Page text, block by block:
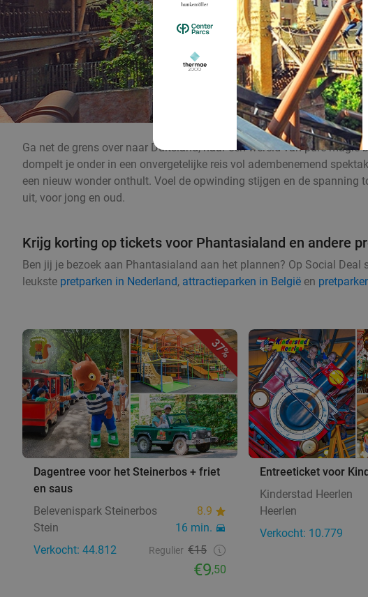
Ga net de grens over naar Duitsland, naar een wereld van pure
dompelt je onder in een onvergetelijke reis vol adembenemend
een nieuw wonder onthult. Voel de opwinding stijgen en de
uit, voor jong en oud.
Krijg korting op tickets voor Phantasialand en andere
Ben jij je bezoek aan Phantasialand aan het plannen? Op Social
leukste pretparken in Nederland, attractieparken in België en
37%
Dagentree voor het Steinerbos + friet
en saus
Belevenispark Steinerbos
8.9
Stein
16 min.
Verkocht: 44.812
Regulier €15
€9,50
Entreeticket voor
Kinderstad Heerlen
Heerlen
Verkocht: 10.779